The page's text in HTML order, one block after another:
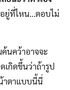
อยู่ที่ไหน…ตอบไม่
นคว้าอาจจะ
เกิดขึ้นว่าถ้ารูป
าตาแบบนี้นี่